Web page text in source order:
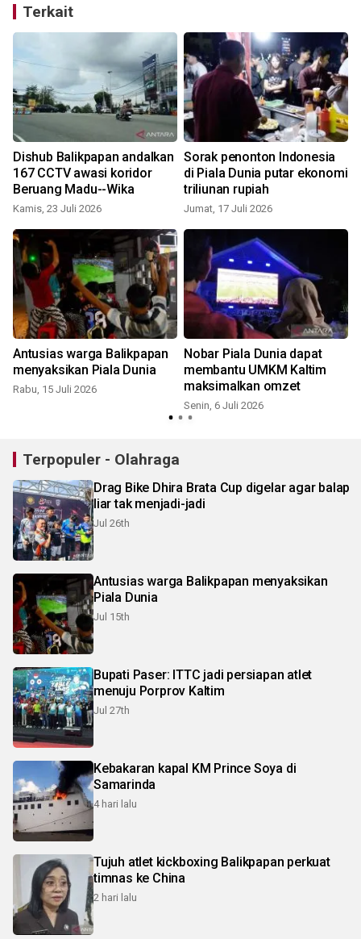
Terkait
Dishub Balikpapan andalkan
167 CCTV awasi koridor
Beruang Madu--Wika
Kamis, 23 Juli 2026
Sorak penonton Indonesia
di Piala Dunia putar ekonomi
triliunan rupiah
Jumat, 17 Juli 2026
Antusias warga Balikpapan
menyaksikan Piala Dunia
Rabu, 15 Juli 2026
Nobar Piala Dunia dapat
membantu UMKM Kaltim
maksimalkan omzet
Senin, 6 Juli 2026
Terpopuler - Olahraga
Drag Bike Dhira Brata Cup digelar agar balap
liar tak menjadi-jadi
Jul 26th
Antusias warga Balikpapan menyaksikan
Piala Dunia
Jul 15th
Bupati Paser: ITTC jadi persiapan atlet
menuju Porprov Kaltim
Jul 27th
Kebakaran kapal KM Prince Soya di
Samarinda
4 hari lalu
Tujuh atlet kickboxing Balikpapan perkuat
timnas ke China
2 hari lalu